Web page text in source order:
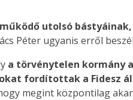
utolsó
Péter ugyanis erről
a törvénytelen kormány
fordítottak a Fidesz
megint központilag